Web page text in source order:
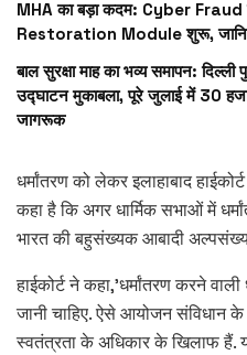
MHA का बड़ा कदम: Cyber Fraud
Restoration Module शुरू,
बाल सुरक्षा माह का भव्य समापन:
उद्घाटन मुकाबला, पूरे जुलाई में 30
जागरूक
धर्मांतरण को लेकर इलाहाबाद
कहा है कि अगर धार्मिक सभाओं में
भारत की बहुसंख्यक आबादी
हाईकोर्ट ने कहा,’धर्मांतरण करने
जानी चाहिए. ऐसे आयोजन संविधान
स्वतंत्रता के अधिकार के खिलाफ हैं.